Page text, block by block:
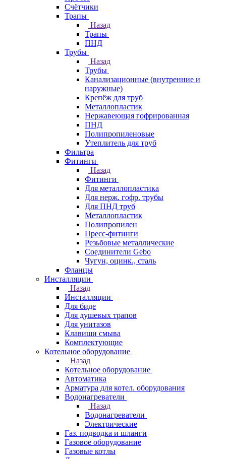
Счётчики
Трапы
Назад
Трапы
ПНД
Трубы
Назад
Трубы
Канализационные (внутренние и
наружные)
Крепёж для труб
Металлопластик
Нержавеющая гофрированная
ПНД
Полипропиленовые
Утеплитель для труб
Фильтра
Фитинги
Назад
Фитинги
Для металлопластика
Для нерж. гофр. трубы
Для ПНД труб
Металлопластик
Полипропилен
Пресс-фитинги
Резьбовые металлические
Соединители Gebo
Чугун, оцинк., сталь
Фланцы
Инсталляции
Назад
Инсталляции
Для биде
Для душевых трапов
Для унитазов
Клавиши смыва
Комплектующие
Котельное оборудование
Назад
Котельное оборудование
Автоматика
Арматура для котел. оборудования
Водонагреватели
Назад
Водонагреватели
Электрические
Газ. подводка и шланги
Газовое оборудование
Газовые котлы